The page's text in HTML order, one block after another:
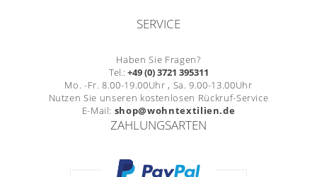
SERVICE
Haben Sie Fragen?
Tel.: +49 (0) 3721 395311
Mo. -Fr. 8.00-19.00Uhr , Sa. 9.00-13.00Uhr
Nutzen Sie unseren kostenlosen Rückruf-Service
E-Mail: shop@wohntextilien.de
ZAHLUNGSARTEN